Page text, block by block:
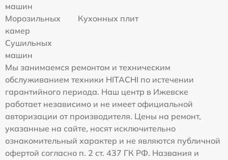
машин
Морозильных
камер
Кухонных плит
Сушильных
машин
Мы занимаемся ремонтом и техническим
обслуживанием техники HITACHI по истечении
гарантийного периода. Наш центр в Ижевске
работает независимо и не имеет официальной
авторизации от производителя. Цены на ремонт,
указанные на сайте, носят исключительно
ознакомительный характер и не являются публичной
офертой согласно п. 2 ст. 437 ГК РФ. Названия и